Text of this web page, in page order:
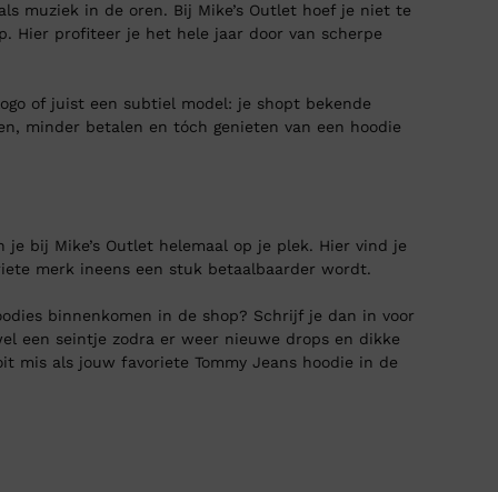
muziek in de oren. Bij Mike’s Outlet hoef je niet te
Hier profiteer je het hele jaar door van scherpe
of juist een subtiel model: je shopt bekende
minder betalen en tóch genieten van een hoodie
bij Mike’s Outlet helemaal op je plek. Hier vind je
merk ineens een stuk betaalbaarder wordt.
binnenkomen in de shop? Schrijf je dan in voor
een seintje zodra er weer nieuwe drops en dikke
mis als jouw favoriete Tommy Jeans hoodie in de